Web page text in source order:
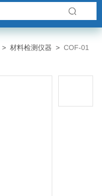
>材料检测仪器 >COF-01